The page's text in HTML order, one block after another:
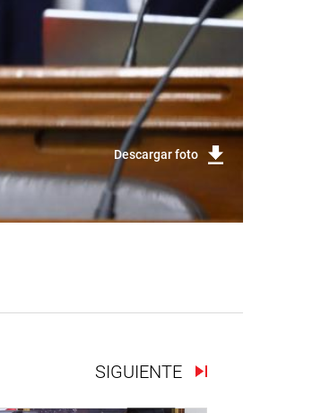
Descargar foto
SIGUIENTE